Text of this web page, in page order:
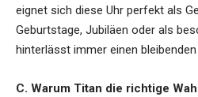
eignet sich diese Uhr perfekt als
Geburtstage, Jubiläen oder als
hinterlässt immer einen bleibenden
C. Warum Titan die richtige